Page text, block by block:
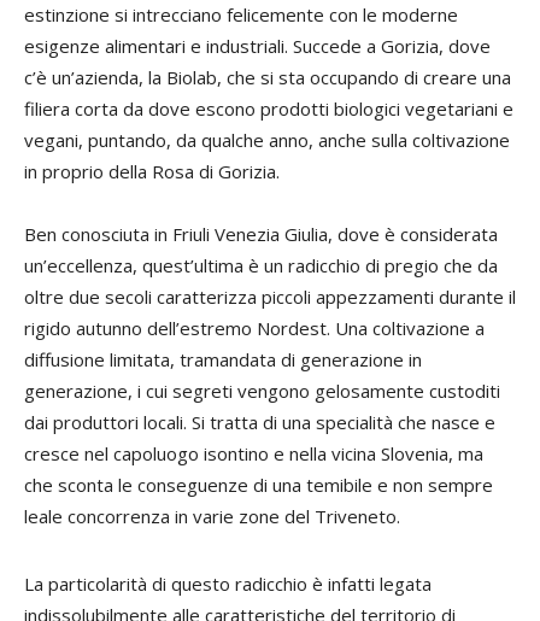
estinzione si intrecciano felicemente con le moderne
esigenze alimentari e industriali. Succede a Gorizia, dove
c’è un’azienda, la Biolab, che si sta occupando di creare una
filiera corta da dove escono prodotti biologici vegetariani e
vegani, puntando, da qualche anno, anche sulla coltivazione
in proprio della Rosa di Gorizia.
Ben conosciuta in Friuli Venezia Giulia, dove è considerata
un’eccellenza, quest’ultima è un radicchio di pregio che da
oltre due secoli caratterizza piccoli appezzamenti durante il
rigido autunno dell’estremo Nordest. Una coltivazione a
diffusione limitata, tramandata di generazione in
generazione, i cui segreti vengono gelosamente custoditi
dai produttori locali. Si tratta di una specialità che nasce e
cresce nel capoluogo isontino e nella vicina Slovenia, ma
che sconta le conseguenze di una temibile e non sempre
leale concorrenza in varie zone del Triveneto.
La particolarità di questo radicchio è infatti legata
indissolubilmente alle caratteristiche del territorio di